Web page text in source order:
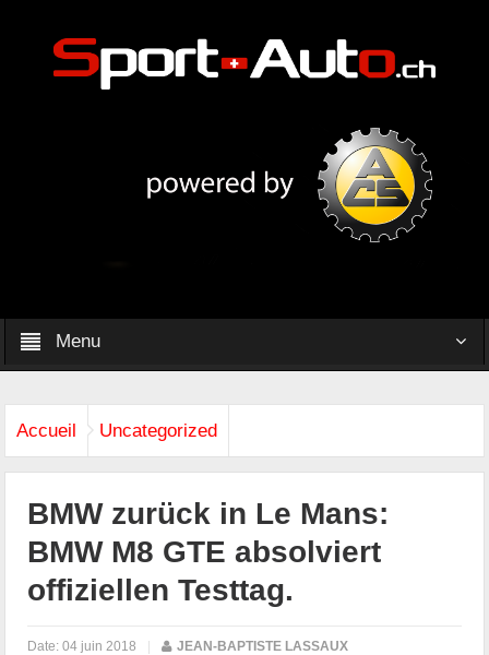
Menu
Accueil Uncategorized
BMW zurück in Le Mans:
BMW M8 GTE absolviert
offiziellen Testtag.
Date:04 juin 2018 | JEAN-BAPTISTE LASSAUX